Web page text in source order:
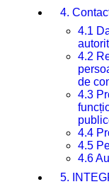
4.
4.1
4.2
de
4.3
4.4
4.5
4.6
5.